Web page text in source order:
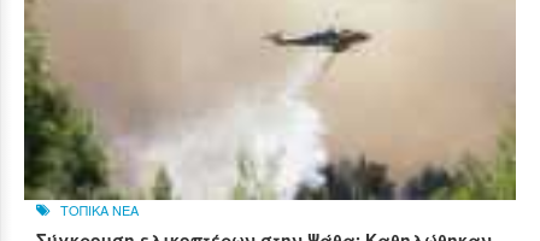
ΤΟΠΙΚΑ ΝΕΑ